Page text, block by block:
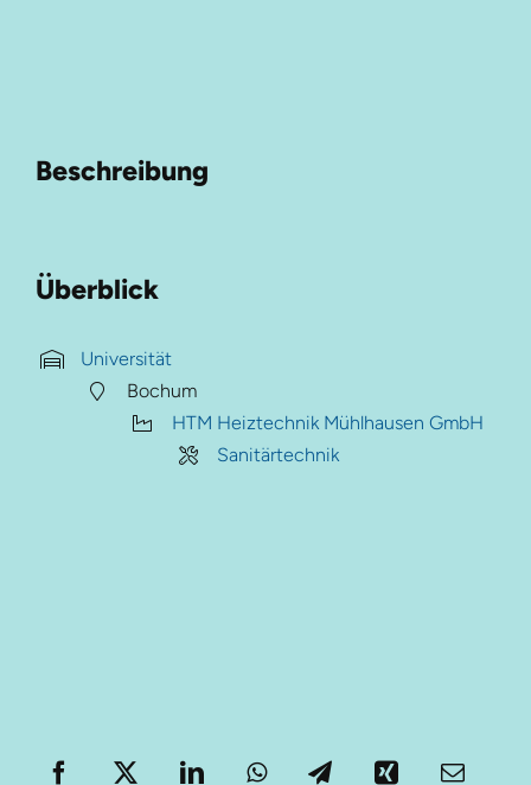
Beschreibung
Überblick
Universität
Bochum
HTM Heiztechnik Mühlhausen GmbH
Sanitärtechnik